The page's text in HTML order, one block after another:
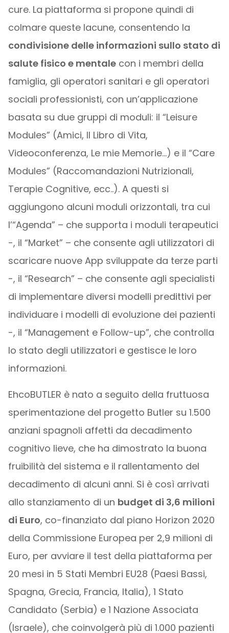
cure. La piattaforma si propone quindi di
colmare queste lacune, consentendo la
condivisione delle informazioni sullo stato di
salute fisico e mentalecon i membri della
famiglia, gli operatori sanitari e gli operatori
sociali professionisti, con un’applicazione
basata su due gruppi di moduli: il “Leisure
Modules” (Amici, Il Libro di Vita,
Videoconferenza, Le mie Memorie…) e il “Care
Modules” (Raccomandazioni Nutrizionali,
Terapie Cognitive, ecc..). A questi si
aggiungono alcuni moduli orizzontali, tra cui
l’“Agenda” – che supporta i moduli terapeutici
-, il “Market” – che consente agli utilizzatori di
scaricare nuove App sviluppate da terze parti
-, il “Research” – che consente agli specialisti
di implementare diversi modelli predittivi per
individuare i modelli di evoluzione dei pazienti
-, il “Management e Follow-up”, che controlla
lo stato degli utilizzatori e gestisce le loro
informazioni.
EhcoBUTLER è nato a seguito della fruttuosa
sperimentazione del progetto Butler su 1.500
anziani spagnoli affetti da decadimento
cognitivo lieve, che ha dimostrato la buona
fruibilità del sistema e il rallentamento del
decadimento di alcuni anni. Si è così arrivati
allo stanziamento di un budget di 3,6 milioni
di Euro, co-finanziato dal piano Horizon 2020
della Commissione Europea per 2,9 milioni di
Euro, per avviare il test della piattaforma per
20 mesi in 5 Stati Membri EU28 (Paesi Bassi,
Spagna, Grecia, Francia, Italia), 1 Stato
Candidato (Serbia) e 1 Nazione Associata
(Israele), che coinvolgerà più di 1.000 pazienti